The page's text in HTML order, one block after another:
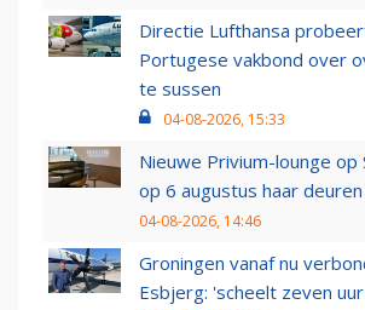
Directie Lufthansa
Portugese vakbond over
te sussen
04-08-2026, 15:33
Nieuwe Privium-lounge op
op 6 augustus haar deuren
04-08-2026, 14:46
Groningen vanaf nu
Esbjerg: 'scheelt zeven